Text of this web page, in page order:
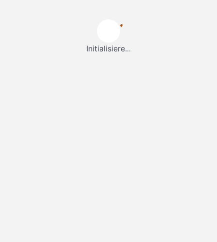
Initialisiere...